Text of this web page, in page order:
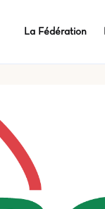
La Fédération